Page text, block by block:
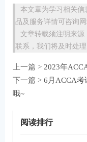
本文章为学习相关信
品及服务详情可咨询网
文章转载须注明来
联系，我们将及时处理
上一篇 > 2023年
下一篇 > 6月ACCA考
哦~
阅读排行